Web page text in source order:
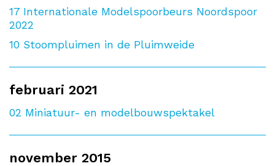
17 Internationale Modelspoorbeurs Noordspoor
2022
10 Stoompluimen in de Pluimweide
februari 2021
02 Miniatuur- en modelbouwspektakel
november 2015